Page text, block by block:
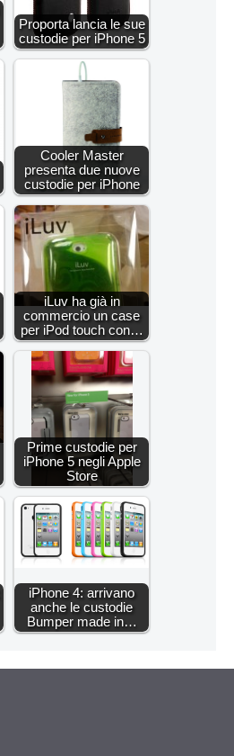
Proporta lancia le sue
custodie per iPhone 5
Cooler Master
presenta due nuove
custodie per iPhone
iLuv ha già in
commercio un case
per iPod touch con…
Prime custodie per
iPhone 5 negli Apple
Store
iPhone 4: arrivano
anche le custodie
Bumper made in…